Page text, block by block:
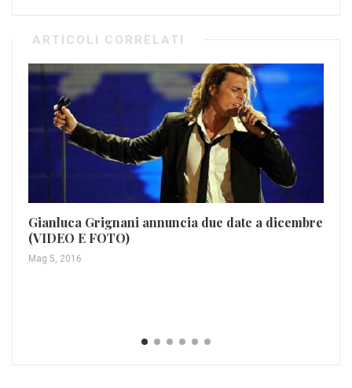
ARTICOLI CORRELATI
Gianluca Grignani annuncia due date a dicembre
(VIDEO E FOTO)
Mag 5, 2016